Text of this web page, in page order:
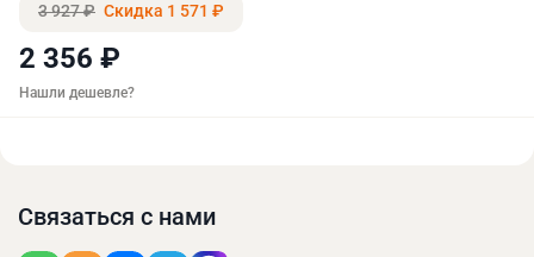
3 927 ₽ Скидка 1 571 ₽
2 356 ₽
Нашли дешевле?
Связаться с нами